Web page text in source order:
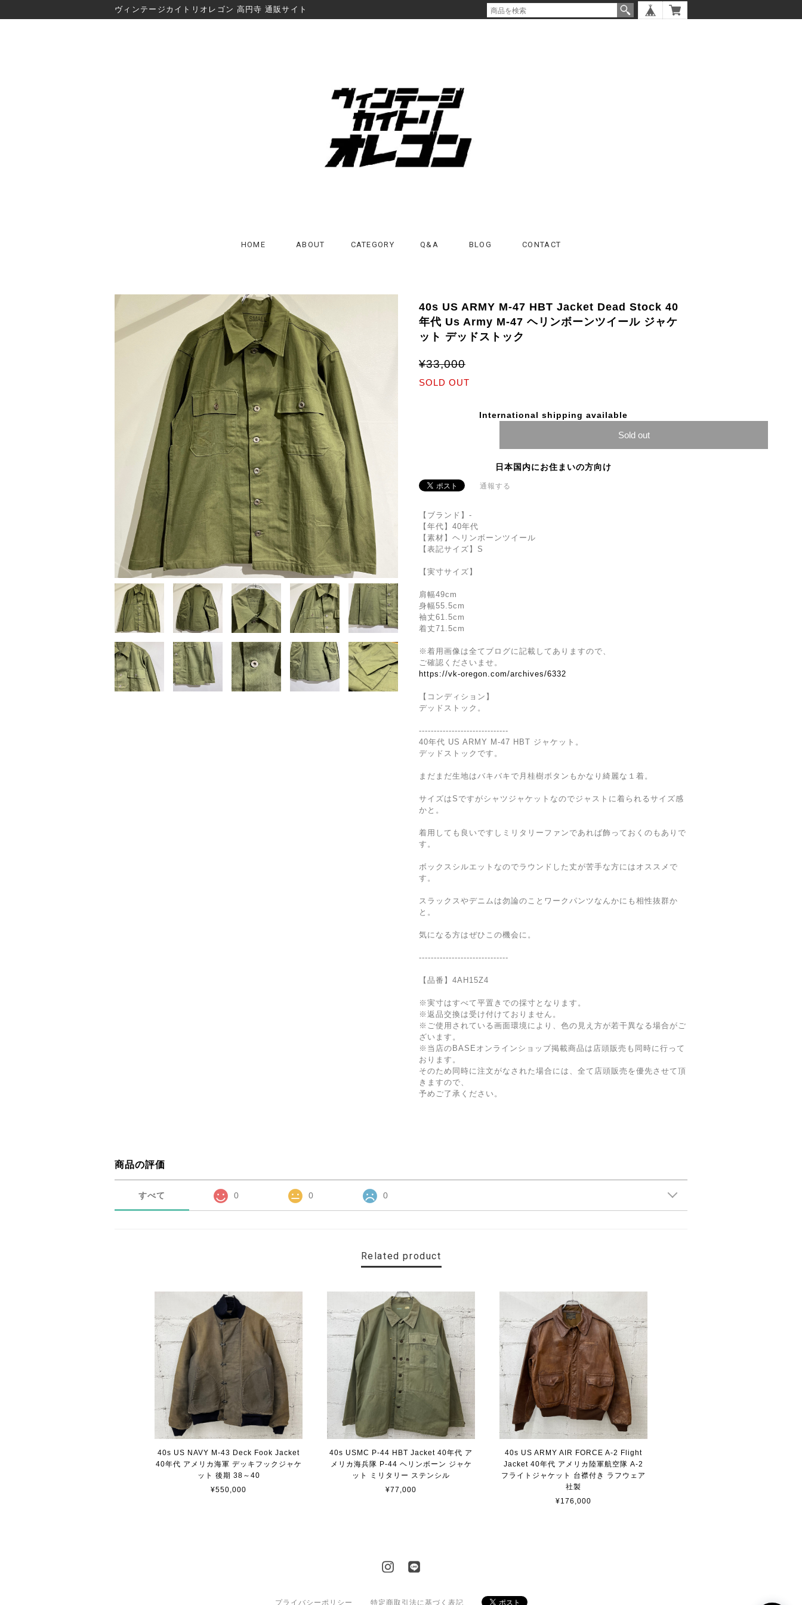
ヴィンテージカイトリオレゴン 高円寺 通販サイト
HOME ABOUT CATEGORY Q&A BLOG CONTACT
40s US ARMY M-47 HBT Jacket Dead Stock 40
年代 Us Army M-47 ヘリンボーンツイール ジャケ
ット デッドストック
¥33,000
SOLD OUT
International shipping available
Sold out
日本国内にお住まいの方向け
通報する
【ブランド】-
【年代】40年代
【素材】ヘリンボーンツイール
【表記サイズ】S
【実寸サイズ】
肩幅49cm
身幅55.5cm
袖丈61.5cm
着丈71.5cm
※着用画像は全てブログに記載してありますので、
ご確認くださいませ。
https://vk-oregon.com/archives/6332
【コンディション】
デッドストック。
------------------------------
40年代 US ARMY M-47 HBT ジャケット。
デッドストックです。
まだまだ生地はバキバキで月桂樹ボタンもかなり綺麗な１着。
サイズはSですがシャツジャケットなのでジャストに着られるサイズ感
かと。
着用しても良いですしミリタリーファンであれば飾っておくのもありで
す。
ボックスシルエットなのでラウンドした丈が苦手な方にはオススメで
す。
スラックスやデニムは勿論のことワークパンツなんかにも相性抜群か
と。
気になる方はぜひこの機会に。
------------------------------
【品番】4AH15Z4
※実寸はすべて平置きでの採寸となります。
※返品交換は受け付けておりません。
※ご使用されている画面環境により、色の見え方が若干異なる場合がご
ざいます。
※当店のBASEオンラインショップ掲載商品は店頭販売も同時に行って
おります。
そのため同時に注文がなされた場合には、全て店頭販売を優先させて頂
きますので、
予めご了承ください。
商品の評価
すべて 0 0 0
Related product
40s US NAVY M-43 Deck Fook Jacket
40年代 アメリカ海軍 デッキフックジャケ
ット 後期 38～40
¥550,000
40s USMC P-44 HBT Jacket 40年代 ア
メリカ海兵隊 P-44 ヘリンボーン ジャケ
ット ミリタリー ステンシル
¥77,000
40s US ARMY AIR FORCE A-2 Flight
Jacket 40年代 アメリカ陸軍航空隊 A-2
フライトジャケット 台襟付き ラフウェア
社製
¥176,000
プライバシーポリシー 特定商取引法に基づく表記